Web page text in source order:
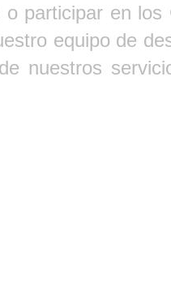
o participar en
equipo de
nuestros